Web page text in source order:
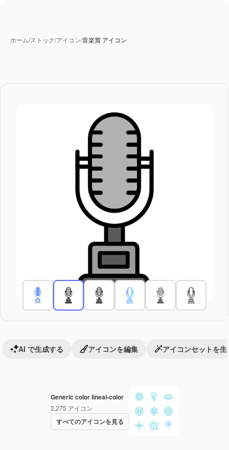
ホーム/ストック/アイコン/音楽賞 アイコン
Generic color lineal-color
2,275 アイコン
すべてのアイコンを見る
AI で生成する アイコンを編集 アイコンセットを生